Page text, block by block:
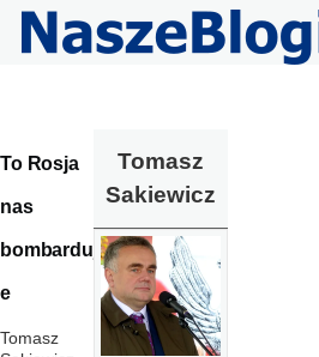
Przejdź do treści
To Rosja
nas
bombarduj
e
Tomasz
Tomasz
Sakiewicz